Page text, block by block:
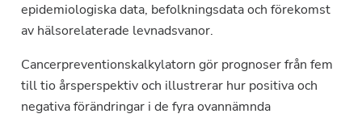
epidemiologiska data, befolkningsdata och förekomst
av hälsorelaterade levnadsvanor.
Cancerpreventionskalkylatorn gör prognoser från fem
till tio årsperspektiv och illustrerar hur positiva och
negativa förändringar i de fyra ovannämnda